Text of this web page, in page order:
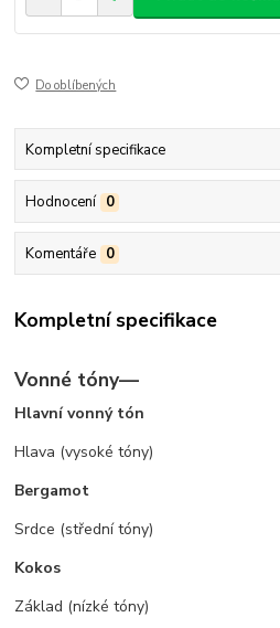
Do oblíbených
Kompletní specifikace
Hodnocení 0
Komentáře 0
Kompletní specifikace
Vonné tóny—
Hlavní vonný tón
Hlava (vysoké tóny)
Bergamot
Srdce (střední tóny)
Kokos
Základ (nízké tóny)